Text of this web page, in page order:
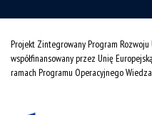
Projekt Zintegrowany Program
współfinansowany przez Unię
ramach Programu Operacyjnego